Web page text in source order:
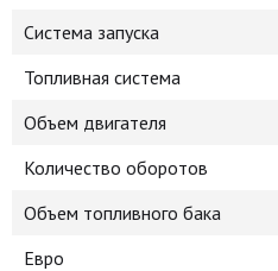
Система запуска
Топливная система
Объем двигателя
Количество оборотов
Объем топливного бака
Евро